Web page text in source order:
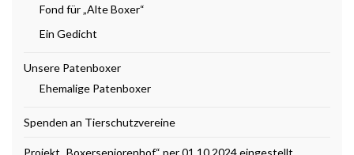
Fond für „Alte Boxer“
Ein Gedicht
Unsere Patenboxer
Ehemalige Patenboxer
Spenden an Tierschutzvereine
Projekt „Boxerseniorenhof“ per 01.10.2024 eingestellt